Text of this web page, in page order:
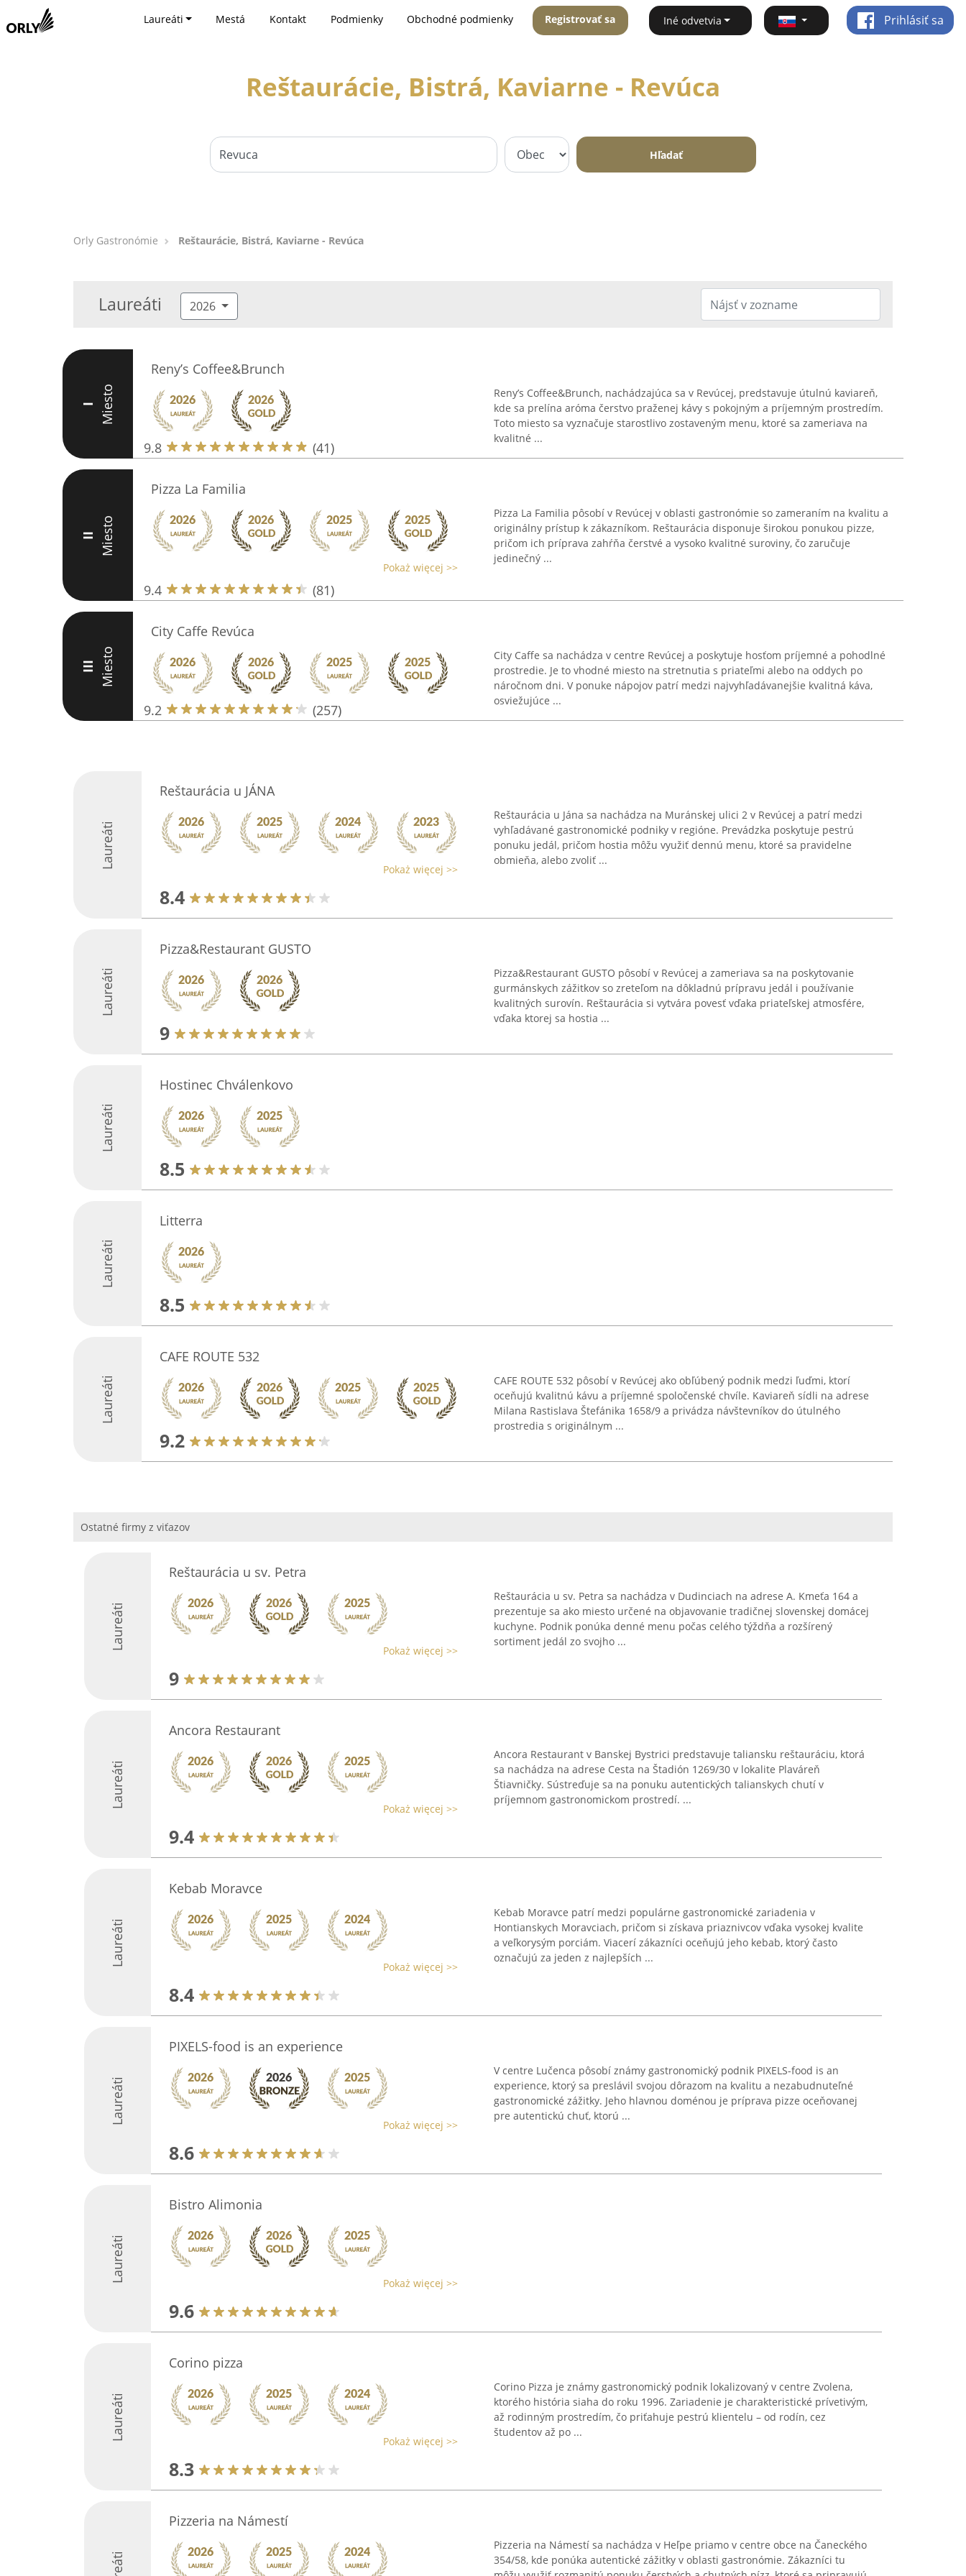
Laureáti Mestá Kontakt Podmienky Obchodné podmienky Registrovať sa Iné odvetvia Prihlásiť sa
Reštaurácie, Bistrá, Kaviarne - Revúca
Hľadať
Orly Gastronómie Reštaurácie, Bistrá, Kaviarne - Revúca
Laureáti 2026
I Miesto
Reny’s Coffee&Brunch
9.8 (41)
Reny’s Coffee&Brunch, nachádzajúca sa v Revúcej, predstavuje útulnú kaviareň,
kde sa prelína aróma čerstvo praženej kávy s pokojným a príjemným prostredím.
Toto miesto sa vyznačuje starostlivo zostaveným menu, ktoré sa zameriava na
kvalitné ...
II Miesto
Pizza La Familia
Pokaż więcej >>
9.4 (81)
Pizza La Familia pôsobí v Revúcej v oblasti gastronómie so zameraním na kvalitu a
originálny prístup k zákazníkom. Reštaurácia disponuje širokou ponukou pizze,
pričom ich príprava zahŕňa čerstvé a vysoko kvalitné suroviny, čo zaručuje
jedinečný ...
III Miesto
City Caffe Revúca
9.2 (257)
City Caffe sa nachádza v centre Revúcej a poskytuje hosťom príjemné a pohodlné
prostredie. Je to vhodné miesto na stretnutia s priateľmi alebo na oddych po
náročnom dni. V ponuke nápojov patrí medzi najvyhľadávanejšie kvalitná káva,
osviežujúce ...
Laureáti
Reštaurácia u JÁNA
Pokaż więcej >>
8.4
Reštaurácia u Jána sa nachádza na Muránskej ulici 2 v Revúcej a patrí medzi
vyhľadávané gastronomické podniky v regióne. Prevádzka poskytuje pestrú
ponuku jedál, pričom hostia môžu využiť dennú menu, ktoré sa pravidelne
obmieňa, alebo zvoliť ...
Laureáti
Pizza&Restaurant GUSTO
9
Pizza&Restaurant GUSTO pôsobí v Revúcej a zameriava sa na poskytovanie
gurmánskych zážitkov so zreteľom na dôkladnú prípravu jedál i používanie
kvalitných surovín. Reštaurácia si vytvára povesť vďaka priateľskej atmosfére,
vďaka ktorej sa hostia ...
Laureáti
Hostinec Chválenkovo
8.5
Laureáti
Litterra
8.5
Laureáti
CAFE ROUTE 532
9.2
CAFE ROUTE 532 pôsobí v Revúcej ako obľúbený podnik medzi ľuďmi, ktorí
oceňujú kvalitnú kávu a príjemné spoločenské chvíle. Kaviareň sídli na adrese
Milana Rastislava Štefánika 1658/9 a privádza návštevníkov do útulného
prostredia s originálnym ...
Ostatné firmy z viťazov
Laureáti
Reštaurácia u sv. Petra
Pokaż więcej >>
9
Reštaurácia u sv. Petra sa nachádza v Dudinciach na adrese A. Kmeťa 164 a
prezentuje sa ako miesto určené na objavovanie tradičnej slovenskej domácej
kuchyne. Podnik ponúka denné menu počas celého týždňa a rozšírený
sortiment jedál zo svojho ...
Laureáti
Ancora Restaurant
Pokaż więcej >>
9.4
Ancora Restaurant v Banskej Bystrici predstavuje taliansku reštauráciu, ktorá
sa nachádza na adrese Cesta na Štadión 1269/30 v lokalite Plaváreň
Štiavničky. Sústreďuje sa na ponuku autentických talianskych chutí v
príjemnom gastronomickom prostredí. ...
Laureáti
Kebab Moravce
Pokaż więcej >>
8.4
Kebab Moravce patrí medzi populárne gastronomické zariadenia v
Hontianskych Moravciach, pričom si získava priaznivcov vďaka vysokej kvalite
a veľkorysým porciám. Viacerí zákazníci oceňujú jeho kebab, ktorý často
označujú za jeden z najlepších ...
Laureáti
PIXELS-food is an experience
Pokaż więcej >>
8.6
V centre Lučenca pôsobí známy gastronomický podnik PIXELS-food is an
experience, ktorý sa preslávil svojou dôrazom na kvalitu a nezabudnuteľné
gastronomické zážitky. Jeho hlavnou doménou je príprava pizze oceňovanej
pre autentickú chuť, ktorú ...
Laureáti
Bistro Alimonia
Pokaż więcej >>
9.6
Laureáti
Corino pizza
Pokaż więcej >>
8.3
Corino Pizza je známy gastronomický podnik lokalizovaný v centre Zvolena,
ktorého história siaha do roku 1996. Zariadenie je charakteristické prívetivým,
až rodinným prostredím, čo priťahuje pestrú klientelu – od rodín, cez
študentov až po ...
Pizzeria na Námestí
Pizzeria na Námestí sa nachádza v Heľpe priamo v centre obce na Čaneckého
354/58, kde ponúka autentické zážitky v oblasti gastronómie. Zákazníci tu